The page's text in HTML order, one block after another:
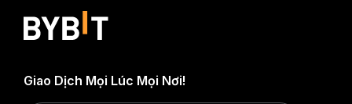
Giao Dịch Mọi Lúc Mọi Nơi!